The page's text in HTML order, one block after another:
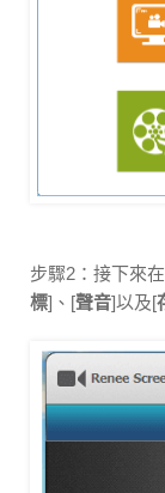
步驟2：接下來
標]、[聲音]以及[